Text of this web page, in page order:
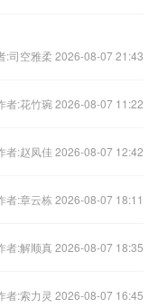
:司空雅柔 2026-08-07 21:43
者:花竹琬 2026-08-07 11:22
者:赵凤佳 2026-08-07 12:42
者:章云栋 2026-08-07 18:11
者:解顺真 2026-08-07 18:35
者:索力灵 2026-08-07 16:45